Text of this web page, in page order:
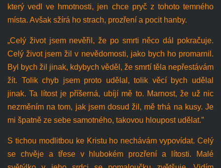
který vedl ve hmotnosti, jen chce pryč z tohoto temného
místa. Avšak sžírá ho strach, prozření a pocit hanby.
„Celý život jsem nevěřil, že po smrti něco dál pokračuje.
Celý život jsem žil v nevědomosti, jako bych ho promarnil.
Byl bych žil jinak, kdybych věděl, že smrtí těla nepřestávám
žít. Tolik chyb jsem proto udělal, tolik věcí bych udělal
jinak. Ta lítost je příšerná, ubíjí mě to. Marnost, že už nic
nezměním na tom, jak jsem dosud žil, mě trhá na kusy. Je
mi špatně ze sebe samotného, takovou hloupost udělat.”
S tichou modlitbou ke Kristu ho nechávám vypovídat. Celý
se chvěje a třese v hlubokém prozření a lítosti. Malé